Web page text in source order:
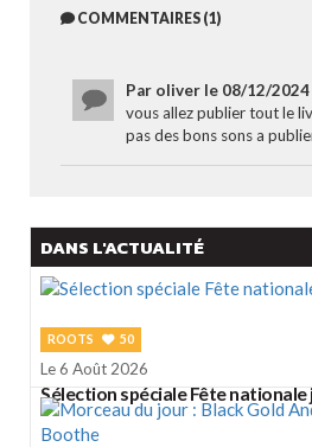
COMMENTAIRES (1)
Par oliver le 08/12/2024
vous allez publier tout le
pas des bons sons a
DANS L'ACTUALITÉ
ROOTS 50
Le 6 Août 2026
Sélection spéciale Fête nationale